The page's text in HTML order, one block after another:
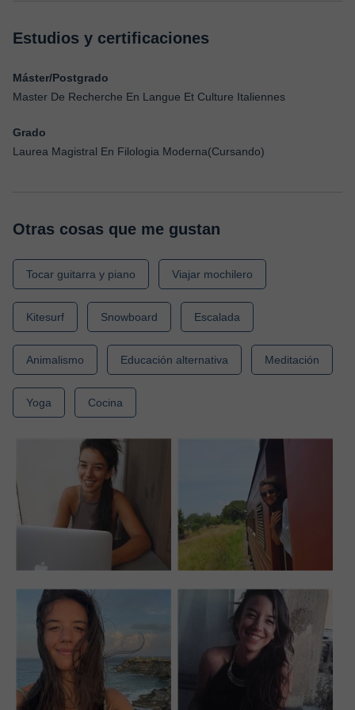
Estudios y certificaciones
Máster/Postgrado
Master De Recherche En Langue Et Culture Italiennes
Grado
Laurea Magistral En Filologia Moderna(Cursando)
Otras cosas que me gustan
Tocar guitarra y piano Viajar mochilero
Kitesurf Snowboard Escalada
Animalismo Educación alternativa Meditación
Yoga Cocina